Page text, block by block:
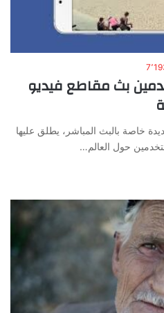
بث مقاطع فيديو
بالبث المباشر، يطلق عليها